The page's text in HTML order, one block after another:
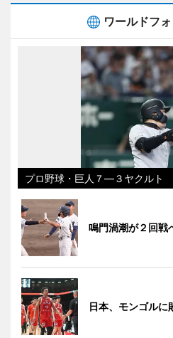
ワールドフ
プロ野球・巨人７―３ヤクルト
鳴門渦潮が２回
日本、モンゴルに